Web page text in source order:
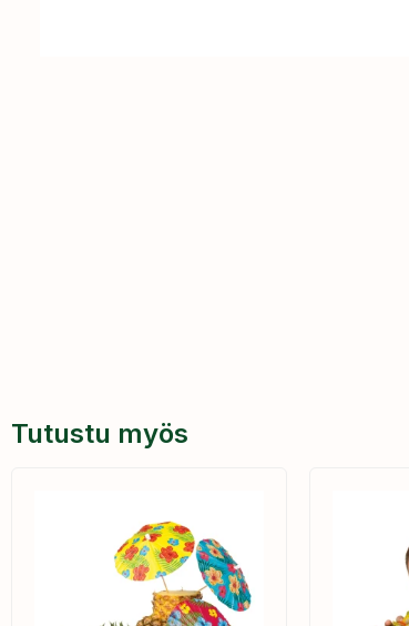
Tutustu myös